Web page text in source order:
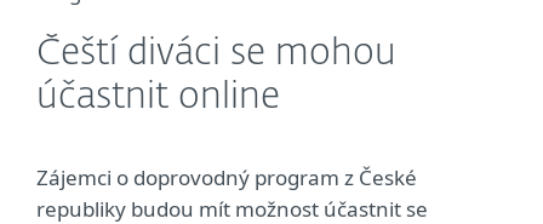
Čeští diváci se mohou
účastnit online
Zájemci o doprovodný program z České
republiky budou mít možnost účastnit se